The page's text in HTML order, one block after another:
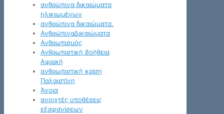
ανθρώπινα δικαιώματα
ηλικιωμένων
ανθρώπινα δικαιώματα.
ΑνθρώπιναΔικαιώματα
Ανθρωπισμός
Ανθρωπιστική βοήθεια
Αφρική
ανθρωπιστική κρίση
Παλαιστίνη
Άνοια
ανοιχτές υποθέσεις
εξαφανίσεων